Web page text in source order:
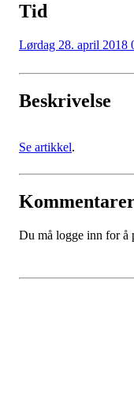
Tid
Lørdag 28. april 2018
Beskrivelse
Se artikkel.
Du må logge inn for å